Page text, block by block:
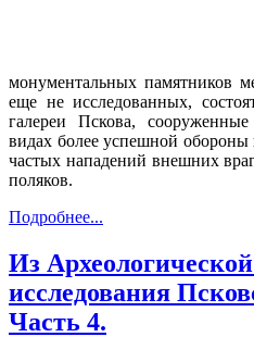
монументальных памятников
еще не исследованных,
галереи Пскова,
видах более успешной обороны
частых нападений внешних
поляков.
Подробнее...
Из
исследования
Часть 4.